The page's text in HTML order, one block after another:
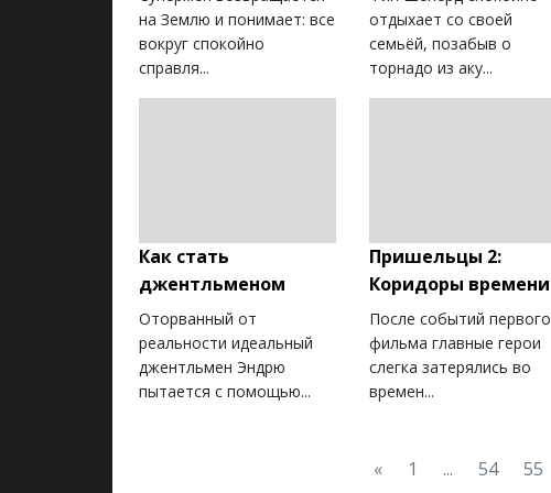
на Землю и понимает: все
вокруг спокойно
справля...
отдыхает со своей
семьёй, позабыв о
торнадо из аку...
Как стать
джентльменом
Оторванный от
реальности идеальный
джентльмен Эндрю
пытается с помощью...
Пришельцы 2:
Коридоры времени
После событий первого
фильма главные герои
слегка затерялись во
времен...
« 1 ... 54 55